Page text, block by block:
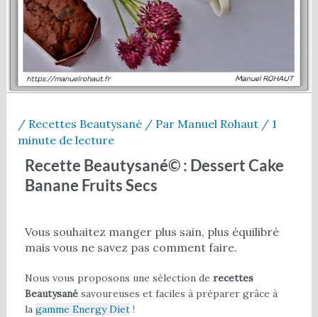
/ Recettes Beautysané/ Par Manuel Rohaut / 1
minute de lecture
Recette Beautysané© : Dessert Cake
Banane Fruits Secs
Vous souhaitez manger plus sain, plus équilibré
mais vous ne savez pas comment faire.
Nous vous proposons une sélection de recettes
Beautysanésavoureuses et faciles à préparer grâce à
la gamme Energy Diet !